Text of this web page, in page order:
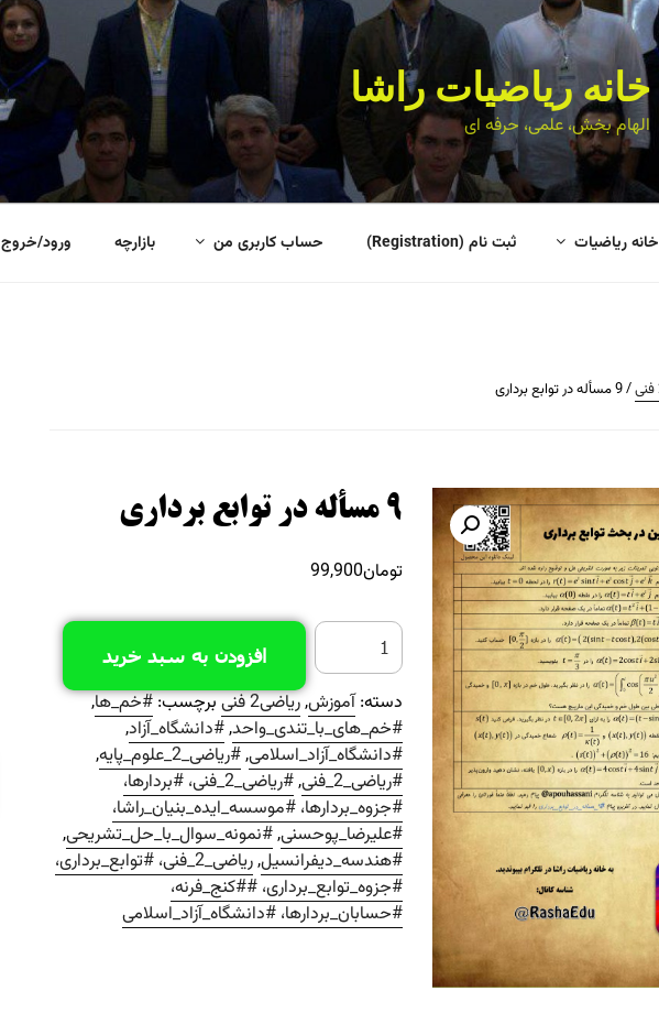
خانه ریاضیات راشا
الهام بخش، علمی، حرفه ای
خانه ریاضیات ثبت نام (Registration) حساب کاربری من بازارچه ورود/خروج
/ 9 مسأله در توابع برداری
9 مسأله در توابع برداری
تومان99,900
افزودن به سبد خرید
دسته:آموزش,ریاضی2 فنی برچسب:#خم_ها,
#خم_های_با_تندی_واحد,#دانشگاه_آزاد,
#دانشگاه_آزاد_اسلامی,#ریاضی_2_علوم_پایه
,
#ریاضی_2_فنی
,
#ریاضی_2_فنی، #بردارها،
#جزوه_بردارها، #موسسه_ایده_بنیان_راشا،
#علیرضا_پوحسنی,#نمونه_سوال_با_حل_تشریحی,
#هندسه_دیفرانسیل,
ریاضی_2_فنی، #توابع_برداری،
#جزوه_توابع_برداری، ##کنج_فرنه،
#حسابان_بردارها، #دانشگاه_آزاد_اسلامی